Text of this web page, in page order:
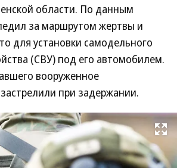
области. По данным
за маршрутом жертвы и
для установки самодельного
(СВУ) под его автомобилем.
вооруженное
при задержании.
Развернуть